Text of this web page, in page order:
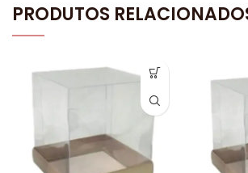
PRODUTOS